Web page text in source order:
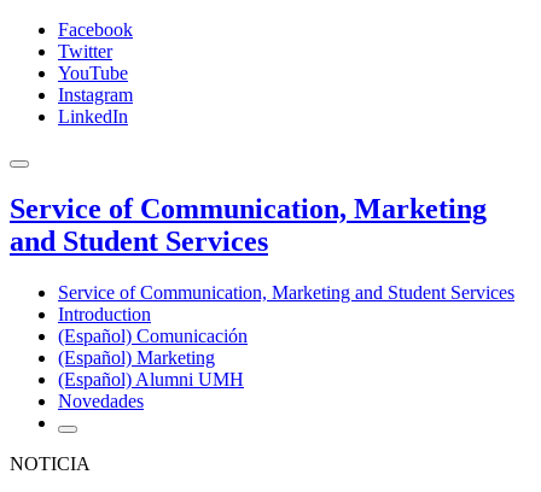
Facebook
Twitter
YouTube
Instagram
LinkedIn
Service of Communication, Marketing
and Student Services
Service of Communication, Marketing and Student Services
Introduction
(Español) Comunicación
(Español) Marketing
(Español) Alumni UMH
Novedades
NOTICIA